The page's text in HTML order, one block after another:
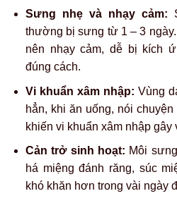
Sưng nhẹ và nhạy cảm:
thường bị sưng từ 1 – 3
nên nhạy cảm, dễ bị kích
đúng cách.
Vi khuẩn xâm nhập: Vùng
hẳn, khi ăn uống, nói
khiến vi khuẩn xâm nhập gây
Cản trở sinh hoạt: Môi
há miệng đánh răng, súc
khó khăn hơn trong vài ngày